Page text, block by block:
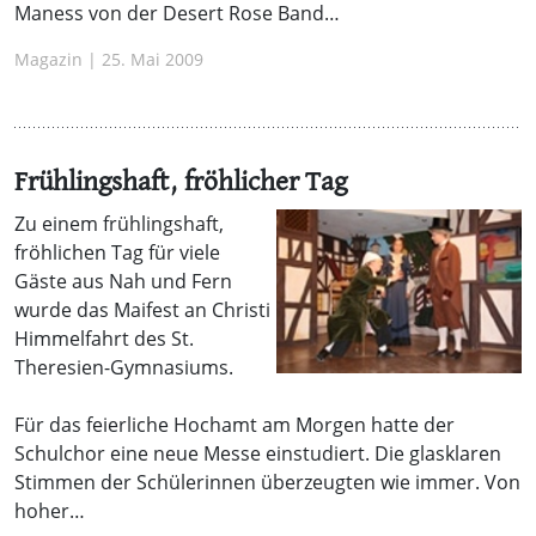
Maness von der Desert Rose Band…
Magazin | 25. Mai 2009
Frühlingshaft, fröhlicher Tag
Zu einem frühlingshaft,
fröhlichen Tag für viele
Gäste aus Nah und Fern
wurde das Maifest an Christi
Himmelfahrt des St.
Theresien-Gymnasiums.
Für das feierliche Hochamt am Morgen hatte der
Schulchor eine neue Messe einstudiert. Die glasklaren
Stimmen der Schülerinnen überzeugten wie immer. Von
hoher…